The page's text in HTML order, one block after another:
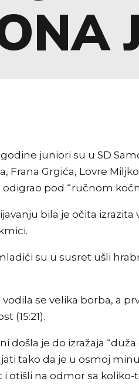
godine juniori su u SD
Frana Grgića, Lovre
pod “ručnom
bila je očita
su u susret ušli
se velika borba, a
(15:21).
došla je do izražaja
tako da je u osmoj
otišli na odmor sa